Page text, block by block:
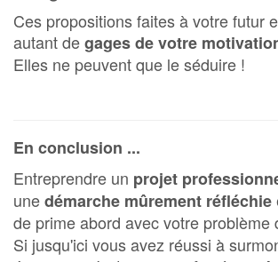
Ces propositions faites à votre futur
autant degages de votre
Elles ne peuvent que le séduire !
En conclusion ...
Entreprendre un projet
unedémarche mûrement réfléchie
de prime abord avec votre problème
Si jusqu'ici vous avez réussi à